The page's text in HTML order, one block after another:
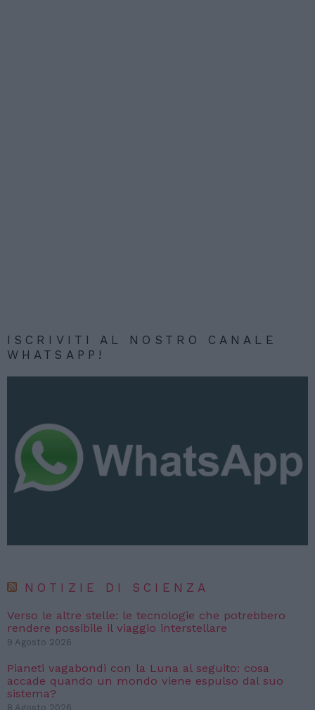
ISCRIVITI AL NOSTRO CANALE
WHATSAPP!
NOTIZIE DI SCIENZA
Verso le altre stelle: le tecnologie che potrebbero
rendere possibile il viaggio interstellare
9 Agosto 2026
Pianeti vagabondi con la Luna al seguito: cosa
accade quando un mondo viene espulso dal suo
sistema?
8 Agosto 2026